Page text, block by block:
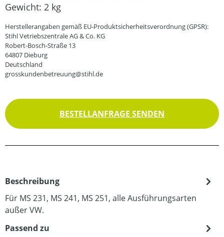
Gewicht: 2 kg
Herstellerangaben gemäß EU-Produktsicherheitsverordnung (GPSR):
Stihl Vetriebszentrale AG & Co. KG
Robert-Bosch-Straße 13
64807 Dieburg
Deutschland
grosskundenbetreuung@stihl.de
BESTELLANFRAGE SENDEN
Beschreibung
Für MS 231, MS 241, MS 251, alle Ausführungsarten
außer VW.
Passend zu